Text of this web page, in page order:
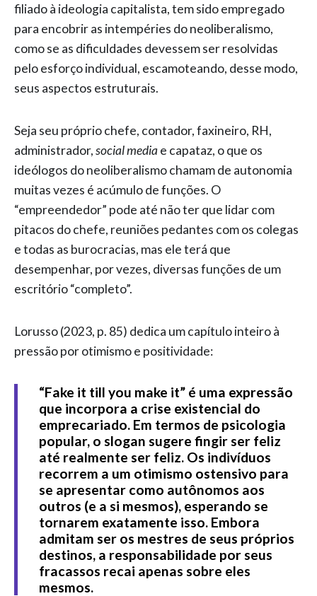
filiado à ideologia capitalista, tem sido empregado
para encobrir as intempéries do neoliberalismo,
como se as dificuldades devessem ser resolvidas
pelo esforço individual, escamoteando, desse modo,
seus aspectos estruturais.
Seja seu próprio chefe, contador, faxineiro, RH,
administrador,social mediae capataz, o que os
ideólogos do neoliberalismo chamam de autonomia
muitas vezes é acúmulo de funções. O
“empreendedor” pode até não ter que lidar com
pitacos do chefe, reuniões pedantes com os colegas
e todas as burocracias, mas ele terá que
desempenhar, por vezes, diversas funções de um
escritório “completo”.
Lorusso (2023, p. 85) dedica um capítulo inteiro à
pressão por otimismo e positividade:
“Fake it till you make it” é uma expressão
que incorpora a crise existencial do
emprecariado. Em termos de psicologia
popular, o slogan sugere fingir ser feliz
até realmente ser feliz. Os indivíduos
recorrem a um otimismo ostensivo para
se apresentar como autônomos aos
outros (e a si mesmos), esperando se
tornarem exatamente isso. Embora
admitam ser os mestres de seus próprios
destinos, a responsabilidade por seus
fracassos recai apenas sobre eles
mesmos.